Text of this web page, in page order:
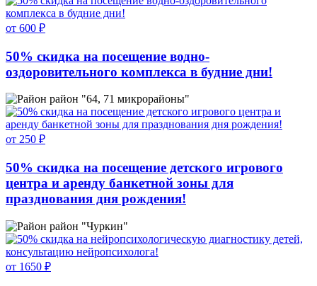
от 600 ₽
50% скидка на посещение водно-
оздоровительного комплекса в будние дни!
район "64, 71 микрорайоны"
от 250 ₽
50% скидка на посещение детского игрового
центра и аренду банкетной зоны для
празднования дня рождения!
район "Чуркин"
от 1650 ₽